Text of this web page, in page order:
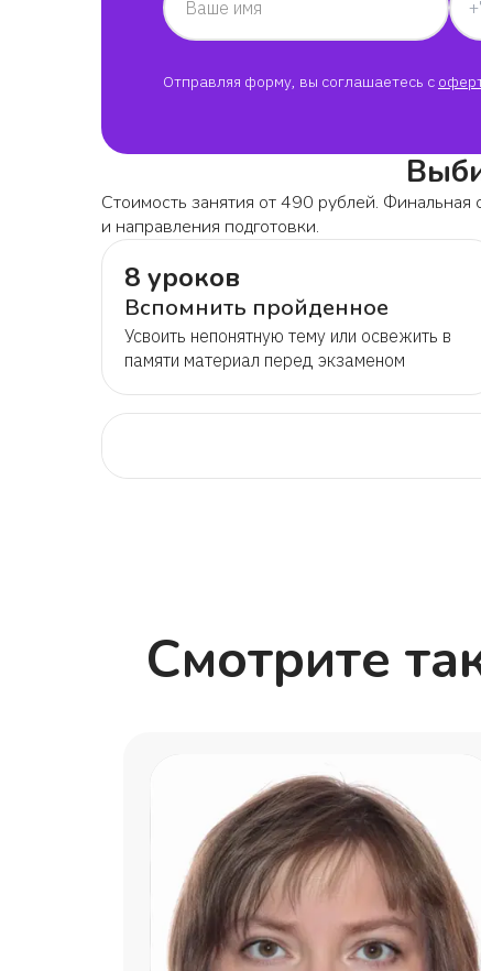
Ваше имя
Отправляя форму, вы соглашаетесь с
Стоимость занятия от 490 рублей. Финальная
и направления подготовки.
8 уроков
Вспомнить пройденное
Усвоить непонятную тему или освежить в
памяти материал перед экзаменом
Смотрите